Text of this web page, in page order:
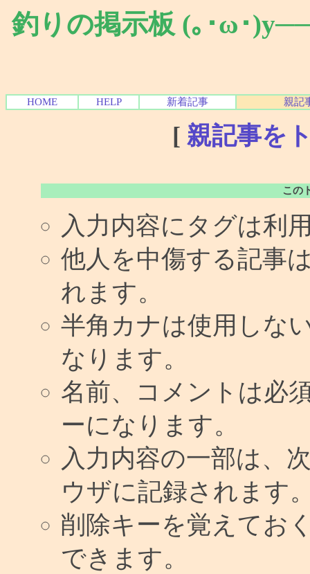
釣りの掲示板 (｡･ω･
HOME HELP 新着記事 親記
[ 親記事を
この
入力内容にタグは利
他人を中傷する記事
れます。
半角カナは使用しな
なります。
名前、コメントは必
ーになります。
入力内容の一部は、
ウザに記録されます
削除キーを覚えてお
できます。